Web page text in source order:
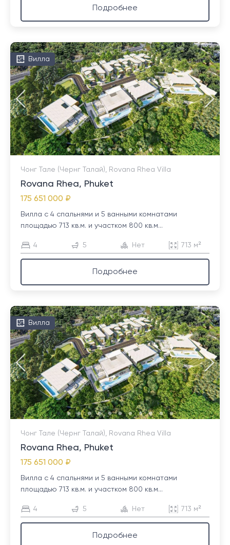
Подробнее
Вилла
Чонг Тале (Чернг Талай), Rovana Rhea Villa
Rovana Rhea, Phuket
175 651 000 ₽
Вилла с 4 спальнями и 5 ванными комнатами
площадью 713 кв.м. и участком 800 кв.м...
4 5 Нет 713 м²
Подробнее
Вилла
Чонг Тале (Чернг Талай), Rovana Rhea Villa
Rovana Rhea, Phuket
175 651 000 ₽
Вилла с 4 спальнями и 5 ванными комнатами
площадью 713 кв.м. и участком 800 кв.м...
4 5 Нет 713 м²
Подробнее